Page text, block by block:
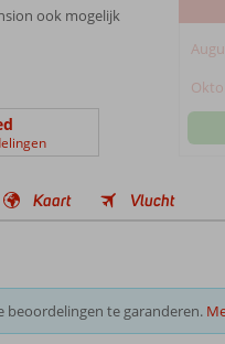
ook mogelijk
Kaart Vlucht
beoordelingen te garanderen.